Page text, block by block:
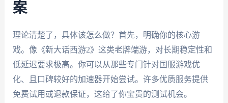
案
理论清楚了，具体该怎么做？首先，明确你的核心游
戏。像《新大话西游2》这类老牌端游，对长期稳定性和
低延迟要求极高。你可以从那些专门针对国服游戏优
化、且口碑较好的加速器开始尝试。许多优质服务提供
免费试用或退款保证，这给了你宝贵的测试机会。